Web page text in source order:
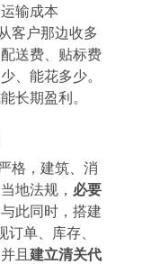
输成本
送费、贴标费
、能花多少。
长期盈利。
地法规， 必要
此同时，搭建
单、库存、
且建立清关代